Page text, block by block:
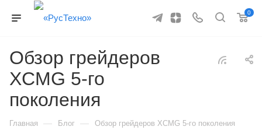
0
Обзор грейдеров
XCMG 5-го
поколения
Главная — Блог — Обзор грейдеров XCMG 5-го поколения